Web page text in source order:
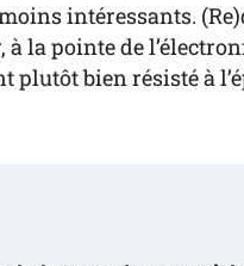
intéressants.
à la pointe de
plutôt bien résisté à